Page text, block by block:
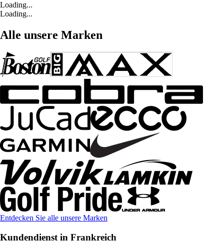
Loading...
Loading...
Alle unsere Marken
Entdecken Sie alle unsere Marken
Kundendienst in Frankreich